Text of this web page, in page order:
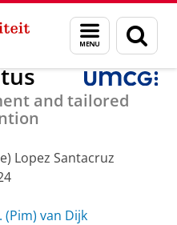
Menu
en
zoeken
Wetenschappen
and tailored
Lopez Santacruz
(Pim) van Dijk